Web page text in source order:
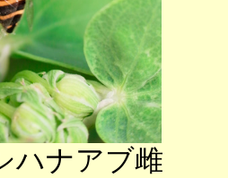
ハナアブ雌